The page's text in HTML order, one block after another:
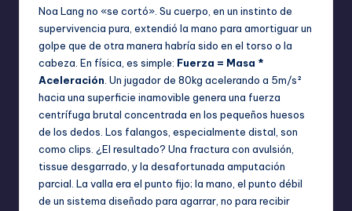
Noa Lang no «se cortó». Su cuerpo, en un instinto de
supervivencia pura, extendió la mano para amortiguar un
golpe que de otra manera habría sido en el torso o la
cabeza. En física, es simple: Fuerza = Masa *
Aceleración. Un jugador de 80kg acelerando a 5m/s²
hacia una superficie inamovible genera una fuerza
centrífuga brutal concentrada en los pequeños huesos
de los dedos. Los falangos, especialmente distal, son
como clips. ¿El resultado? Una fractura con avulsión,
tissue desgarrado, y la desafortunada amputación
parcial. La valla era el punto fijo; la mano, el punto débil
de un sistema diseñado para agarrar, no para recibir